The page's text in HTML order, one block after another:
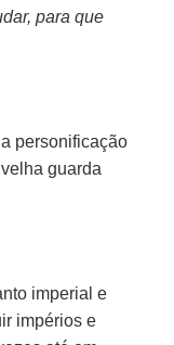
para que
personificação
guarda
imperial e
impérios e